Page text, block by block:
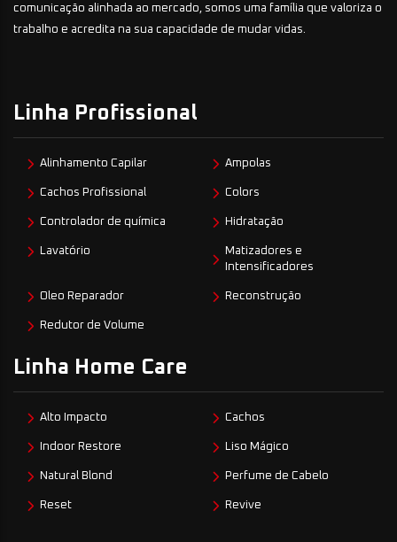
comunicação alinhada ao mercado, somos uma família que valoriza o
trabalho e acredita na sua capacidade de mudar vidas.
Linha Profissional
Alinhamento Capilar Ampolas
Cachos Profissional Colors
Controlador de química Hidratação
Lavatório
Matizadores e
Intensificadores
Oleo Reparador Reconstrução
Redutor de Volume
Linha Home Care
Alto Impacto Cachos
Indoor Restore Liso Mágico
Natural Blond Perfume de Cabelo
Reset Revive